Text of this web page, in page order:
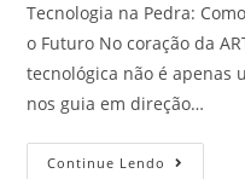
Tecnologia na Pedra:
o Futuro No coração da
tecnológica não é apenas
nos guia em direção…
Continue Lendo